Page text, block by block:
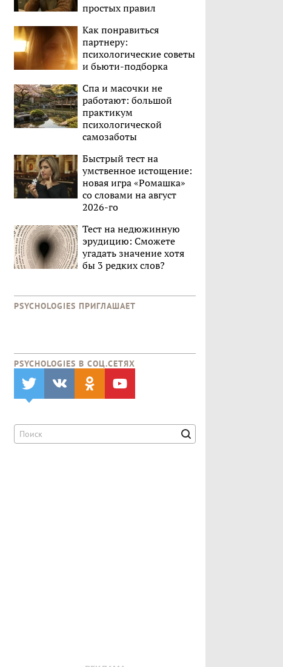
простых правил
Как понравиться
партнеру:
психологические советы
и бьюти-подборка
Спа и масочки не
работают: большой
практикум
психологической
самозаботы
Быстрый тест на
умственное истощение:
новая игра «Ромашка»
со словами на август
2026-го
Тест на недюжинную
эрудицию: Сможете
угадать значение хотя
бы 3 редких слов?
PSYCHOLOGIES ПРИГЛАШАЕТ
PSYCHOLOGIES В CОЦ.СЕТЯХ